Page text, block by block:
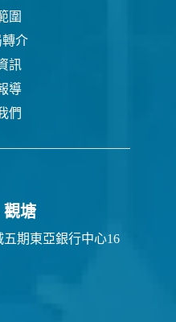
圍
介
訊
導
們
觀塘
期東亞銀行中心16